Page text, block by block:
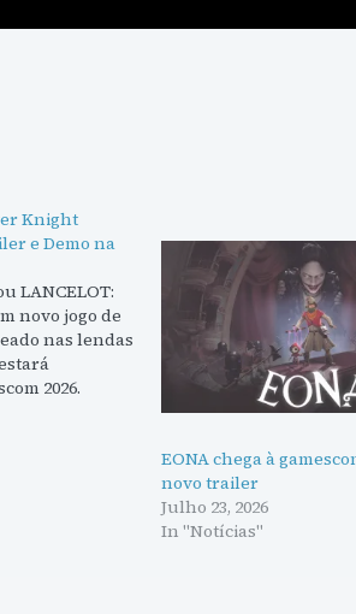
Knight
e Demo na
LANCELOT:
novo jogo de
nas lendas
2026.
EONA chega à
novo trailer
Julho 23, 2026
In "Notícias"